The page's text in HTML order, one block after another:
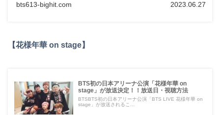
bts613-bighit.com 2023.06.27
【花様年華 on stage】
BTS初の日本アリーナ公演「花様年華 on
stage」が放送決定！！放送日・視聴方法
BTSBTS初の日本アリーナ公演「BTS LIVE 花様年華 on
stage」が放送されるこ...